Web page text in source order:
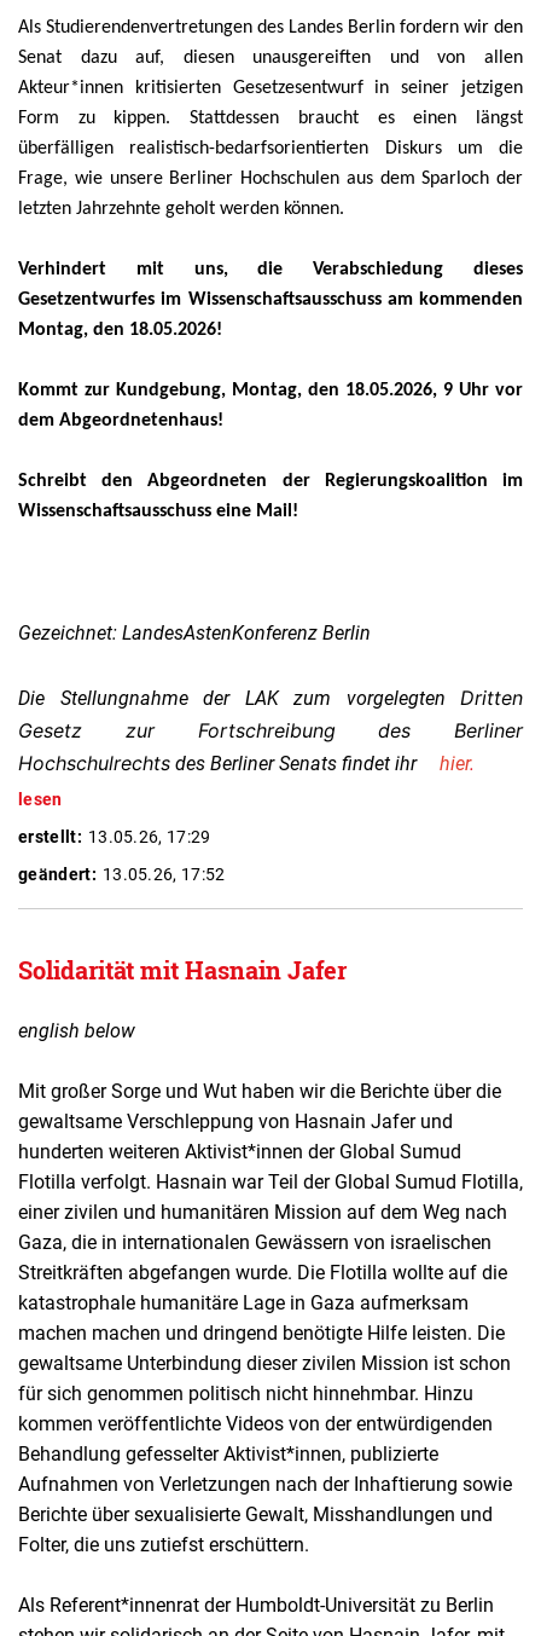
Als Studierendenvertretungen des Landes Berlin fordern wir den
Senat dazu auf, diesen unausgereiften und von allen
Akteur*innen kritisierten Gesetzesentwurf in seiner jetzigen
Form zu kippen. Stattdessen braucht es einen längst
überfälligen realistisch-bedarfsorientierten Diskurs um die
Frage, wie unsere Berliner Hochschulen aus dem Sparloch der
letzten Jahrzehnte geholt werden können.
Verhindert mit uns, die Verabschiedung dieses
Gesetzentwurfes im Wissenschaftsausschuss am kommenden
Montag, den 18.05.2026!
Kommt zur Kundgebung, Montag, den 18.05.2026, 9 Uhr vor
dem Abgeordnetenhaus!
Schreibt den Abgeordneten der Regierungskoalition im
Wissenschaftsausschuss eine Mail!
Gezeichnet: LandesAstenKonferenz Berlin
Die Stellungnahme der LAK zum vorgelegten Dritten
Gesetz zur Fortschreibung des Berliner
Hochschulrechts des Berliner Senats findet ihr hier.
lesen
erstellt: 13.05.26, 17:29
geändert: 13.05.26, 17:52
Solidarität mit Hasnain Jafer
english below
Mit großer Sorge und Wut haben wir die Berichte über die
gewaltsame Verschleppung von Hasnain Jafer und
hunderten weiteren Aktivist*innen der Global Sumud
Flotilla verfolgt. Hasnain war Teil der Global Sumud Flotilla,
einer zivilen und humanitären Mission auf dem Weg nach
Gaza, die in internationalen Gewässern von israelischen
Streitkräften abgefangen wurde. Die Flotilla wollte auf die
katastrophale humanitäre Lage in Gaza aufmerksam
machen machen und dringend benötigte Hilfe leisten. Die
gewaltsame Unterbindung dieser zivilen Mission ist schon
für sich genommen politisch nicht hinnehmbar. Hinzu
kommen veröffentlichte Videos von der entwürdigenden
Behandlung gefesselter Aktivist*innen, publizierte
Aufnahmen von Verletzungen nach der Inhaftierung sowie
Berichte über sexualisierte Gewalt, Misshandlungen und
Folter, die uns zutiefst erschüttern.
Als Referent*innenrat der Humboldt-Universität zu Berlin